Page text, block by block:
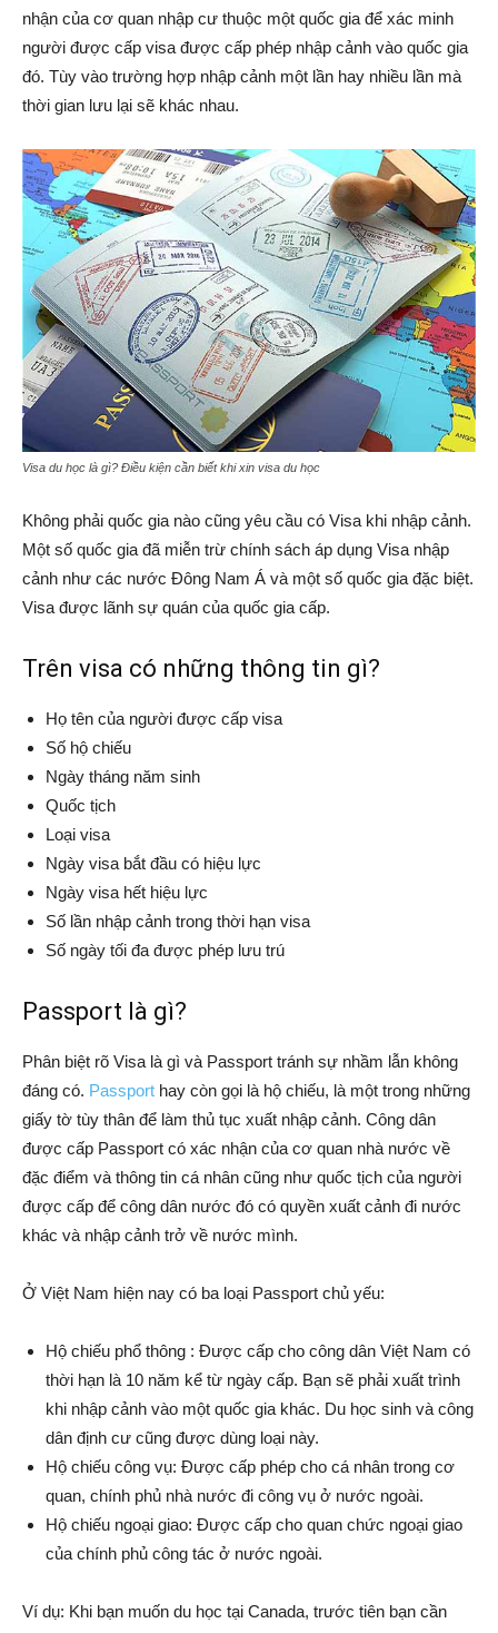
nhận của cơ quan nhập cư thuộc một quốc gia để xác minh
người được cấp visa được cấp phép nhập cảnh vào quốc gia
đó. Tùy vào trường hợp nhập cảnh một lần hay nhiều lần mà
thời gian lưu lại sẽ khác nhau.
Visa du học là gì? Điều kiện cần biết khi xin visa du học
Không phải quốc gia nào cũng yêu cầu có Visa khi nhập cảnh.
Một số quốc gia đã miễn trừ chính sách áp dụng Visa nhập
cảnh như các nước Đông Nam Á và một số quốc gia đặc biệt.
Visa được lãnh sự quán của quốc gia cấp.
Trên visa có những thông tin gì?
Họ tên của người được cấp visa
Số hộ chiếu
Ngày tháng năm sinh
Quốc tịch
Loại visa
Ngày visa bắt đầu có hiệu lực
Ngày visa hết hiệu lực
Số lần nhập cảnh trong thời hạn visa
Số ngày tối đa được phép lưu trú
Passport là gì?
Phân biệt rõ Visa là gì và Passport tránh sự nhầm lẫn không
đáng có. Passport hay còn gọi là hộ chiếu, là một trong những
giấy tờ tùy thân để làm thủ tục xuất nhập cảnh. Công dân
được cấp Passport có xác nhận của cơ quan nhà nước về
đặc điểm và thông tin cá nhân cũng như quốc tịch của người
được cấp để công dân nước đó có quyền xuất cảnh đi nước
khác và nhập cảnh trở về nước mình.
Ở Việt Nam hiện nay có ba loại Passport chủ yếu:
Hộ chiếu phổ thông : Được cấp cho công dân Việt Nam có
thời hạn là 10 năm kể từ ngày cấp. Bạn sẽ phải xuất trình
khi nhập cảnh vào một quốc gia khác. Du học sinh và công
dân định cư cũng được dùng loại này.
Hộ chiếu công vụ: Được cấp phép cho cá nhân trong cơ
quan, chính phủ nhà nước đi công vụ ở nước ngoài.
Hộ chiếu ngoại giao: Được cấp cho quan chức ngoại giao
của chính phủ công tác ở nước ngoài.
Ví dụ: Khi bạn muốn du học tại Canada, trước tiên bạn cần